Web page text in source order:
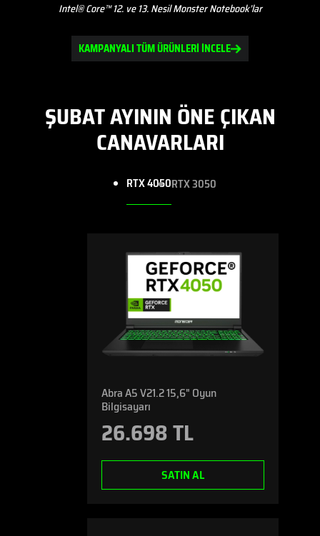
Intel® Core™ 12. ve 13. Nesil Monster Notebook’lar
KAMPANYALI TÜM ÜRÜNLERİ İNCELE
ŞUBAT AYININ ÖNE ÇIKAN
CANAVARLARI
RTX 4050RTX 3050
Abra A5 V21.2 15,6" Oyun
Bilgisayarı
26.698 TL
SATIN AL